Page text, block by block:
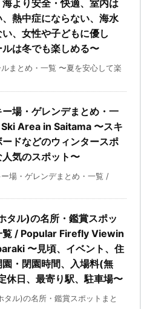
海より安全・快適、室内は
熱中症にならない、海水
、女性や子どもに優し
は冬でも楽しめる〜
まとめ・一覧 〜夏を安心して楽
場・ゲレンデまとめ・一
Area in Saitama 〜スキ
ドなどのウィンタースポ
気のスポット〜
場・ゲレンデまとめ・一覧 /
タル)の名所・鑑賞スポッ
覧 / Popular Firefly Viewin
〜見頃、イベント、住
園・閉園時間、入場料(無
休日、最寄り駅、駐車場〜
ル)の名所・鑑賞スポットまと